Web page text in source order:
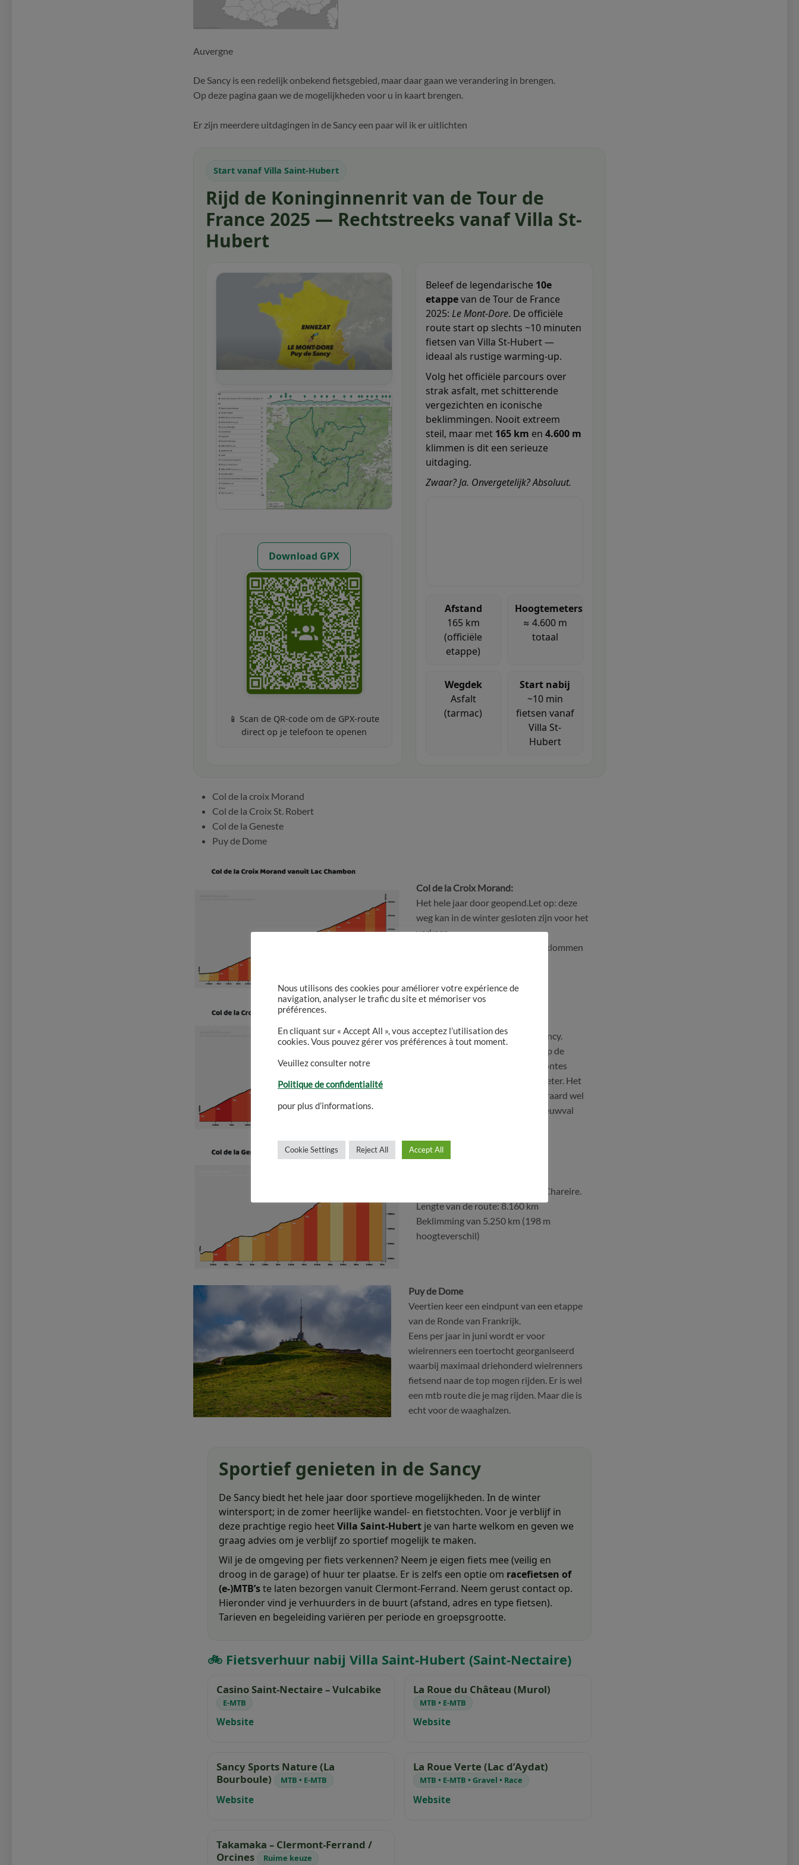
Auvergne
De Sancy is een redelijk onbekend fietsgebied, maar daar gaan we verandering in brengen.
Op deze pagina gaan we de mogelijkheden voor u in kaart brengen.
Er zijn meerdere uitdagingen in de Sancy een paar wil ik er uitlichten
Start vanaf Villa Saint-Hubert
Rijd de Koninginnenrit van de Tour de
France 2025 — Rechtstreeks vanaf Villa St-
Hubert
Download GPX
📱 Scan de QR-code om de GPX-route
direct op je telefoon te openen
Beleef de legendarische 10e
etappevan de Tour de France
2025: Le Mont-Dore. De officiële
route start op slechts ~10 minuten
fietsen van Villa St-Hubert —
ideaal als rustige warming-up.
Volg het officiële parcours over
strak asfalt, met schitterende
vergezichten en iconische
beklimmingen. Nooit extreem
steil, maar met 165 km en 4.600 m
klimmen is dit een serieuze
uitdaging.
Zwaar? Ja. Onvergetelijk? Absoluut.
Afstand
165 km
(officiële
etappe)
Hoogtemeters
≈ 4.600 m
totaal
Wegdek
Asfalt
(tarmac)
Start nabij
~10 min
fietsen vanaf
Villa St-
Hubert
Col de la croix Morand
Col de la Croix St. Robert
Col de la Geneste
Puy de Dome
Col de la Croix Morand:
Het hele jaar door geopend.Let op: deze
weg kan in de winter gesloten zijn voor het
verkeer.
Werd in 2008 voor het laatst beklommen
Het is de hoogste berg van de Sancy.
Het biedt een prachtig uitzicht op de
Couze Chambon-vallei en de Montes
Dore op een hoogte van 1451 meter. Het
hele jaar door geopend, kan uiteraard wel
tijdelijk afgesloten zijn door sneeuwval
Route: vertrek van het gehucht Chareire.
Lengte van de route: 8.160 km
Beklimming van 5.250 km (198 m
hoogteverschil)
Puy de Dome
Veertien keer een eindpunt van een etappe
van de Ronde van Frankrijk.
Eens per jaar in juni wordt er voor
wielrenners een toertocht georganiseerd
waarbij maximaal driehonderd wielrenners
fietsend naar de top mogen rijden. Er is wel
een mtb route die je mag rijden. Maar die is
echt voor de waaghalzen.
Sportief genieten in de Sancy
De Sancy biedt het hele jaar door sportieve mogelijkheden. In de winter
wintersport; in de zomer heerlijke wandel- en fietstochten. Voor je verblijf in
deze prachtige regio heetVilla Saint-Hubert je van harte welkom en geven we
graag advies om je verblijf zo sportief mogelijk te maken.
Wil je de omgeving per fiets verkennen? Neem je eigen fiets mee (veilig en
droog in de garage) of huur ter plaatse. Er is zelfs een optie om racefietsen of
(e-)MTB’ste laten bezorgen vanuit Clermont-Ferrand. Neem gerust contact op.
Hieronder vind je verhuurders in de buurt (afstand, adres en type fietsen).
Tarieven en begeleiding variëren per periode en groepsgrootte.
🚲 Fietsverhuur nabij Villa Saint-Hubert (Saint-Nectaire)
Casino Saint-Nectaire – Vulcabike
E-MTB
Website
La Roue du Château (Murol)
MTB • E-MTB
Website
Sancy Sports Nature (La
Bourboule)
MTB • E-MTB
Website
La Roue Verte (Lac d’Aydat)
MTB • E-MTB • Gravel • Race
Website
Takamaka – Clermont-Ferrand /
Orcines
Ruime keuze
Nous utilisons des cookies pour améliorer votre expérience de
navigation, analyser le trafic du site et mémoriser vos
préférences.
En cliquant sur « Accept All », vous acceptez l’utilisation des
cookies. Vous pouvez gérer vos préférences à tout moment.
Veuillez consulter notre
Politique de confidentialité
pour plus d’informations.
Cookie Settings Reject All Accept All